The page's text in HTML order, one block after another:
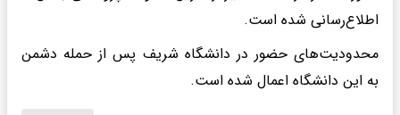
اطلاع‌رسانی شده است.
محدودیت‌های حضور در دانشگاه شریف پس از حمله دشمن
به این دانشگاه اعمال شده است.